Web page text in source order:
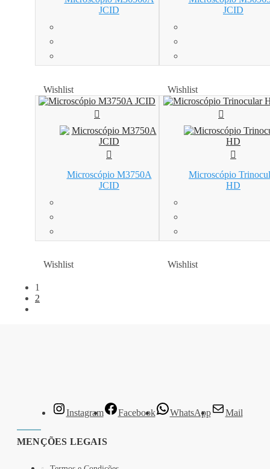
JCID
Wishlist
JCID
Wishlist
Microscópio M3750A
JCID
Wishlist
Microscópio
HD
Wishlist
1
2
Instagram Facebook WhatsApp Mail
MENÇÕES LEGAIS